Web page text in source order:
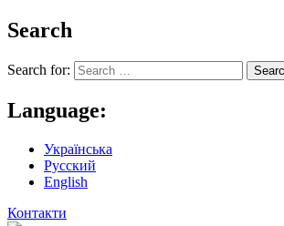
Search
Search for:
Language:
Українська
Русский
English
Контакти